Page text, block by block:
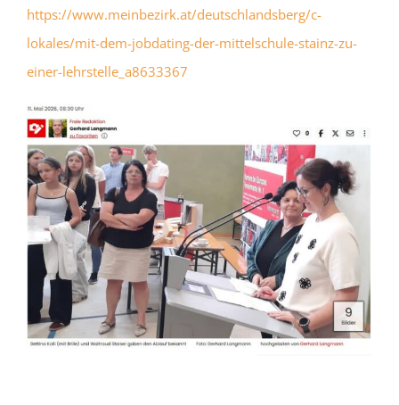
https://www.meinbezirk.at/deutschlandsberg/c-
lokales/mit-dem-jobdating-der-mittelschule-stainz-zu-
einer-lehrstelle_a8633367